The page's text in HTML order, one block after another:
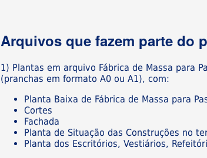
Arquivos que fazem parte do
1) Plantas em arquivo Fábrica de Massa para
(pranchas em formato A0 ou A1), com:
Planta Baixa de Fábrica de Massa para
Cortes
Fachada
Planta de Situação das Construções no
Planta dos Escritórios, Vestiários,